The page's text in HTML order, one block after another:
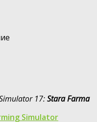
17:Stara Farma
Simulator